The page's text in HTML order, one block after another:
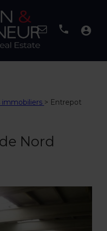
account_circle
immobiliers > Entrepot
Nord